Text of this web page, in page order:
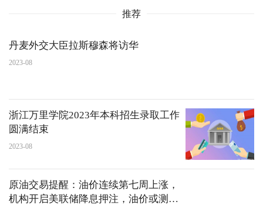
推荐
丹麦外交大臣拉斯穆森将访华
2023-08
浙江万里学院2023年本科招生录取工作
圆满结束
2023-08
原油交易提醒：油价连续第七周上涨，
机构开启美联储降息押注，油价或测试